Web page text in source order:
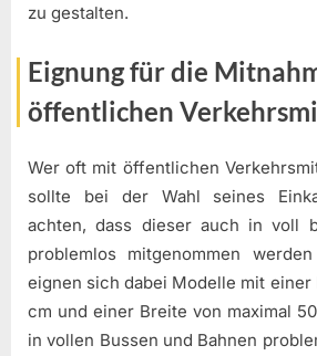
zu gestalten.
Eignung für die
öffentlichen
Wer oft mit öffentlichen
sollte bei der Wahl seines
achten, dass dieser auch in voll
problemlos mitgenommen
eignen sich dabei Modelle mit einer
cm und einer Breite von maximal
in vollen Bussen und Bahnen